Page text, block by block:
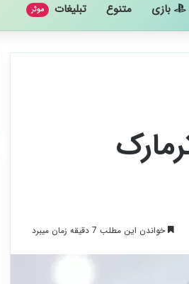
بازی متنوع تبلیغات موثر
خواندن این مطلب 7 دقیقه زمان میبرد